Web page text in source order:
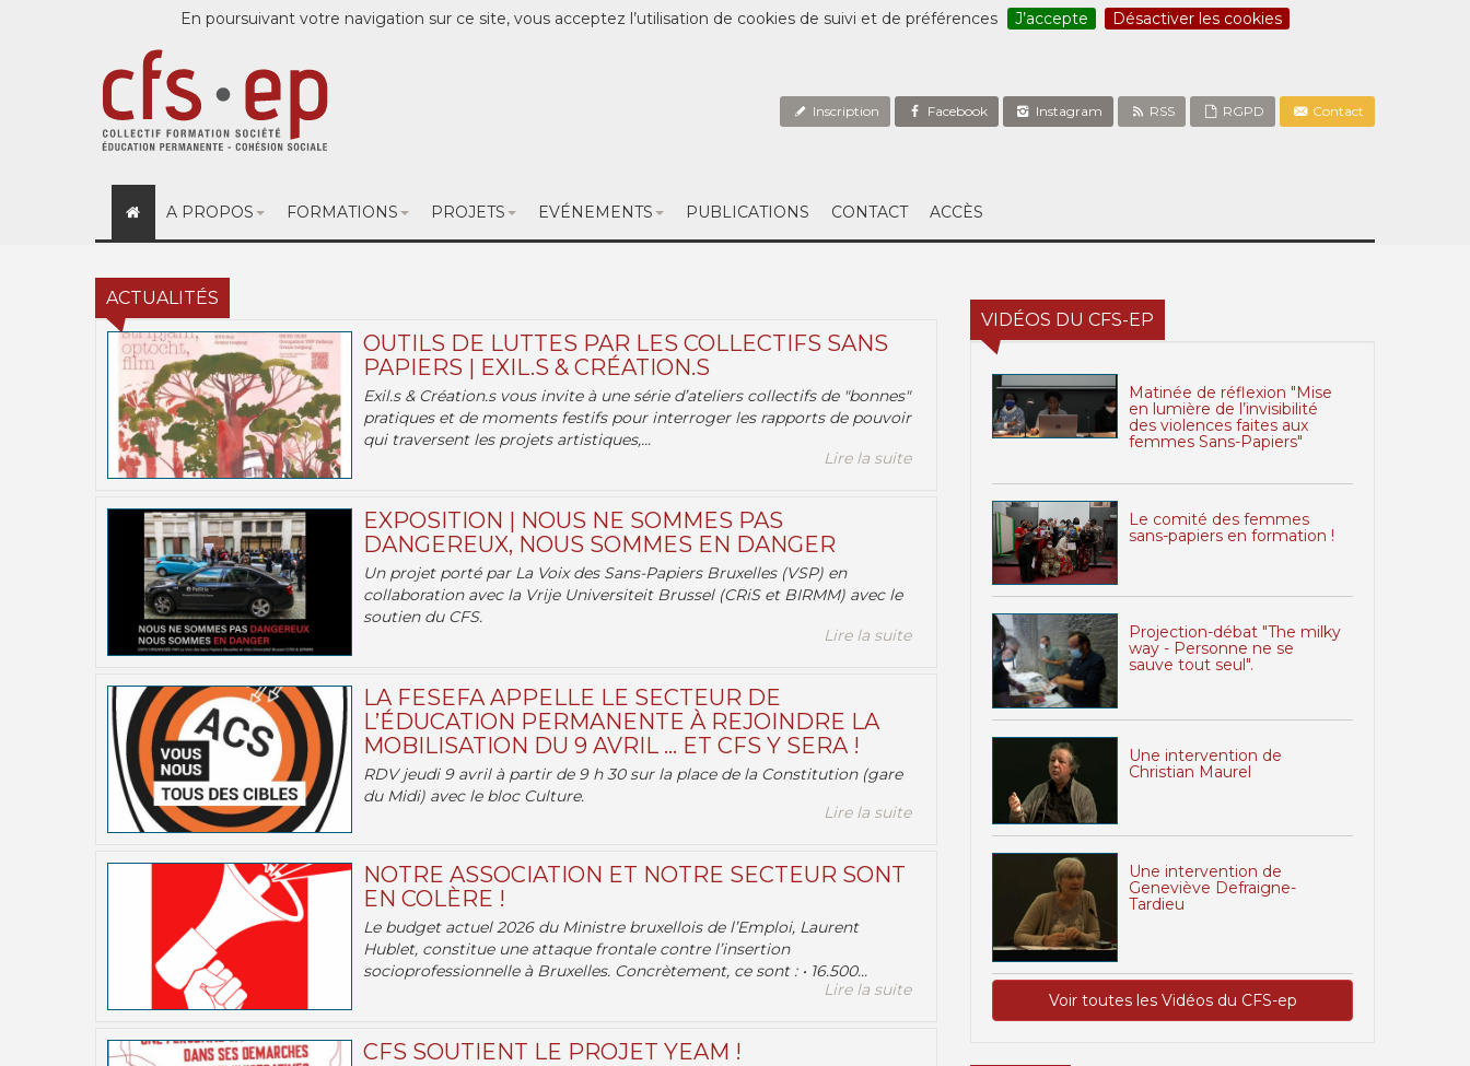
En poursuivant votre navigation sur ce site, vous acceptez l’utilisation de cookies de suivi et de préférences J’accepte Désactiver les cookies
Inscription Facebook Instagram RSS RGPD Contact
A PROPOS FORMATIONS PROJETS EVÉNEMENTS PUBLICATIONS CONTACT ACCÈS
ACTUALITÉS
OUTILS DE LUTTES PAR LES COLLECTIFS SANS
PAPIERS | EXIL.S & CRÉATION.S
Exil.s & Création.s vous invite à une série d’ateliers collectifs de "bonnes"
pratiques et de moments festifs pour interroger les rapports de pouvoir
qui traversent les projets artistiques,...
Lire la suite
EXPOSITION | NOUS NE SOMMES PAS
DANGEREUX, NOUS SOMMES EN DANGER
Un projet porté par La Voix des Sans-Papiers Bruxelles (VSP) en
collaboration avec la Vrije Universiteit Brussel (CRiS et BIRMM) avec le
soutien du CFS.
Lire la suite
LA FESEFA APPELLE LE SECTEUR DE
L’ÉDUCATION PERMANENTE À REJOINDRE LA
MOBILISATION DU 9 AVRIL … ET CFS Y SERA !
RDV jeudi 9 avril à partir de 9 h 30 sur la place de la Constitution (gare
du Midi) avec le bloc Culture.
Lire la suite
NOTRE ASSOCIATION ET NOTRE SECTEUR SONT
EN COLÈRE !
Le budget actuel 2026 du Ministre bruxellois de l’Emploi, Laurent
Hublet, constitue une attaque frontale contre l’insertion
socioprofessionnelle à Bruxelles. Concrètement, ce sont : • 16.500...
Lire la suite
CFS SOUTIENT LE PROJET YEAM !
VIDÉOS DU CFS-EP
Matinée de réflexion "Mise
en lumière de l’invisibilité
des violences faites aux
femmes Sans-Papiers"
Le comité des femmes
sans-papiers en formation !
Projection-débat "The milky
way - Personne ne se
sauve tout seul".
Une intervention de
Christian Maurel
Une intervention de
Geneviève Defraigne-
Tardieu
Voir toutes les Vidéos du CFS-ep